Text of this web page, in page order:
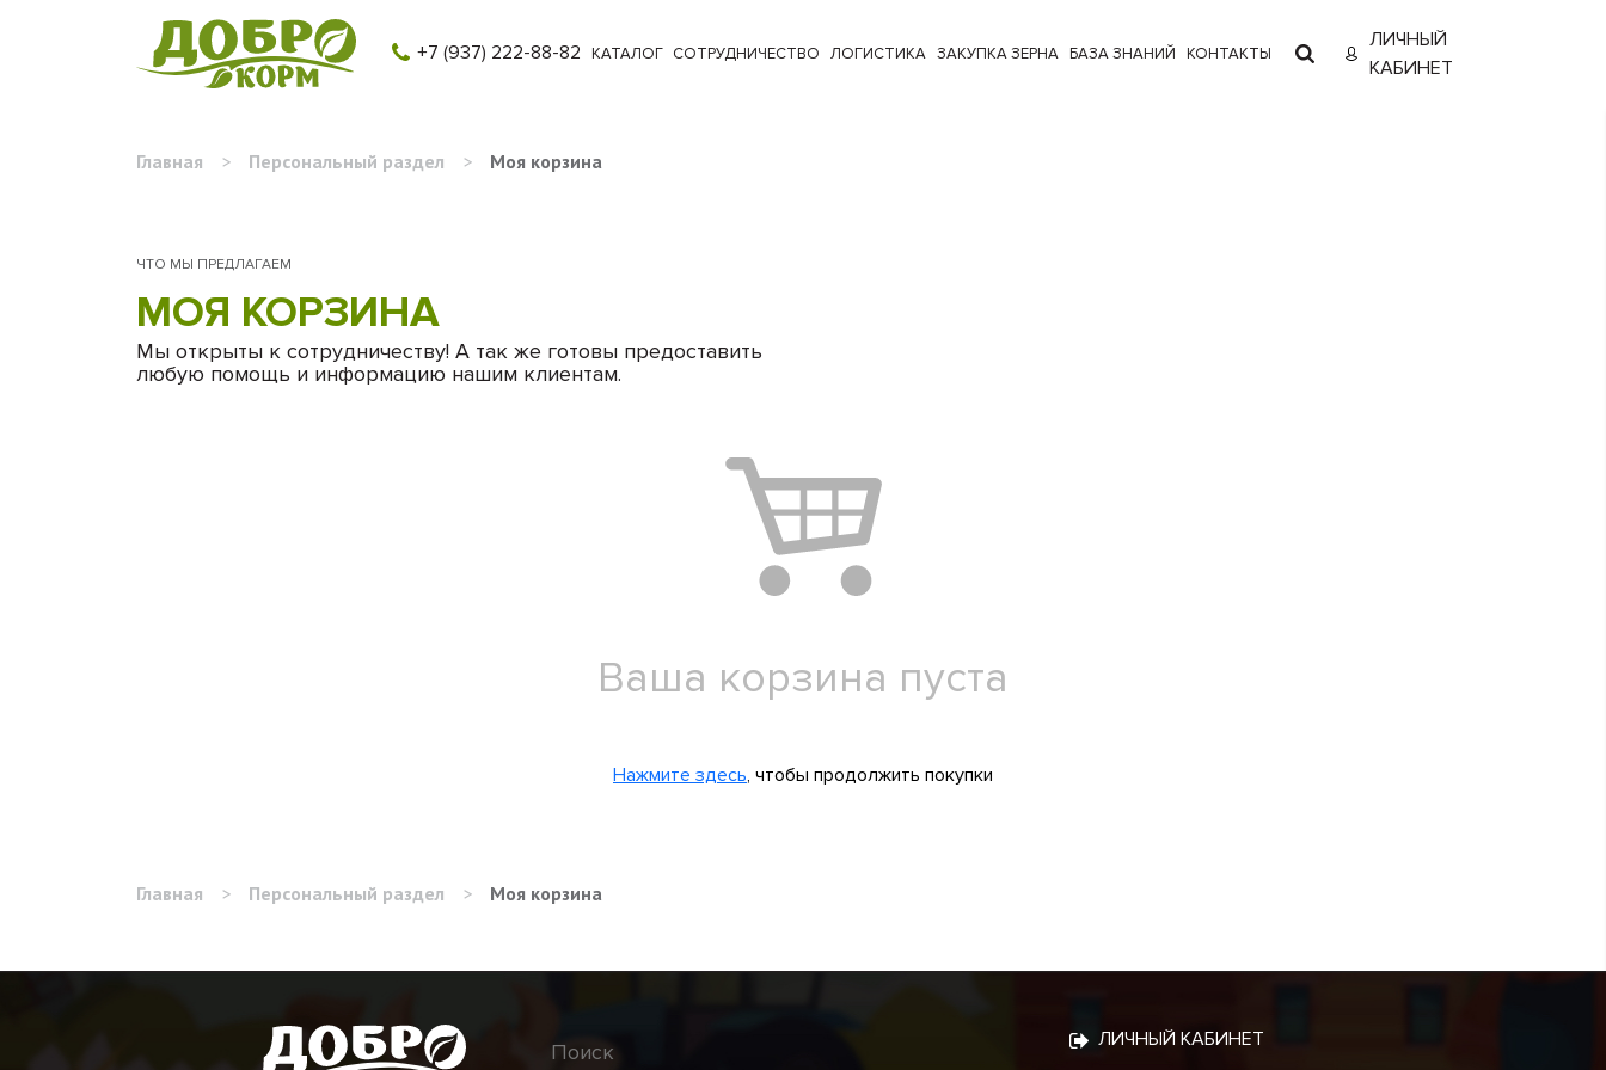
+7 (937) 222-88-82 КАТАЛОГ СОТРУДНИЧЕСТВО ЛОГИСТИКА ЗАКУПКА ЗЕРНА БАЗА ЗНАНИЙ КОНТАКТЫ
ЛИЧНЫЙ
КАБИНЕТ
Главная > Персональный раздел > Моя корзина
ЧТО МЫ ПРЕДЛАГАЕМ
МОЯ КОРЗИНА
Мы открыты к сотрудничеству! А так же готовы предоставить
любую помощь и информацию нашим клиентам.
Ваша корзина пуста
Нажмите здесь, чтобы продолжить покупки
Главная > Персональный раздел > Моя корзина
ЛИЧНЫЙ КАБИНЕТ